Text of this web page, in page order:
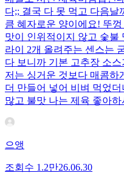
다;; 결국 다 못 먹고 다음
큼 혜자로운 양이에요! 뚜
맛이 인위적이지 않고 숯불
라이 2개 올려주는 센스는
다 보니까 기본 고추장 소
저는 싱거운 것보다 매콤하
더 만들어 넣어 비벼 먹었
많고 불맛 나는 제육 좋아
으앵
조회수 1.2만26.06.30